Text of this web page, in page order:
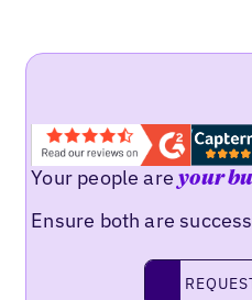
Your people areyour
Ensure both are